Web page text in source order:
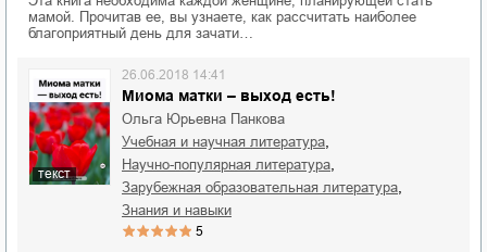
мамой. Прочитав ее, вы узнаете, как рассчитать наиболее
благоприятный день для зачати…
текст
Миома матки – выход есть!
26.06.2018 14:41
Ольга Юрьевна Панкова
учебная и научная литература
научно-популярная литература
зарубежная образовательная литература
знания и навыки
5